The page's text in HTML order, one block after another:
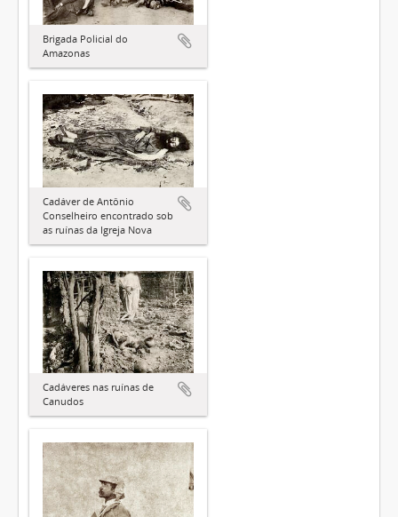
Brigada Policial do
Amazonas
Cadáver de Antônio
Conselheiro encontrado sob
as ruínas da Igreja Nova
Cadáveres nas ruínas de
Canudos